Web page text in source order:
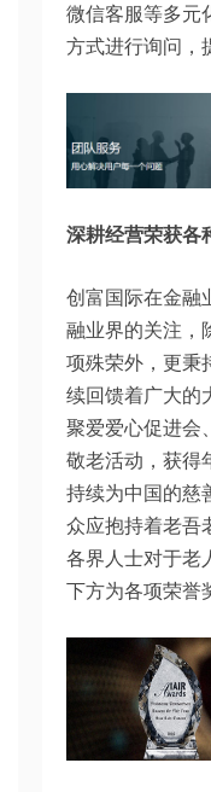
微信客服等多元
方式进行询问，
深耕经营荣获各
创富国际在金融
融业界的关注
项殊荣外，更秉
续回馈着广大的
聚爱爱心促进会
敬老活动，获得
持续为中国的慈
众应抱持着老吾
各界人士对于老
下方为各项荣誉